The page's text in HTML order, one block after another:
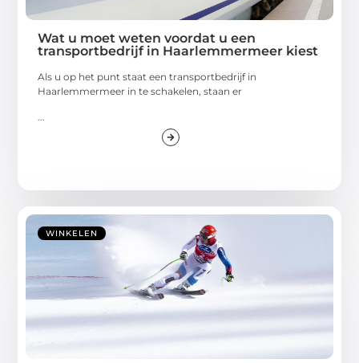
Wat u moet weten voordat u een
transportbedrijf in Haarlemmermeer kiest
Als u op het punt staat een transportbedrijf in
Haarlemmermeer in te schakelen, staan er
...
WINKELEN